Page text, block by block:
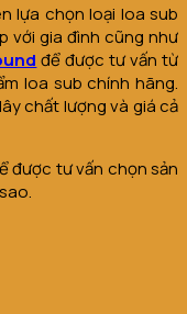
lựa chọn loại loa sub
với gia đình cũng như
để được tư vấn từ
loa sub chính hãng.
chất lượng và giá cả
được tư vấn chọn sản